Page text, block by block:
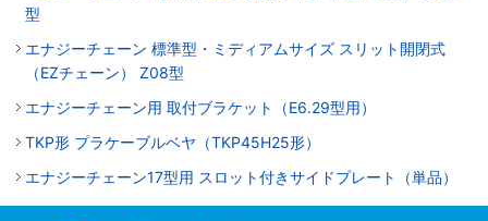
型
エナジーチェーン 標準型・ミディアムサイズ スリット開閉式
（EZチェーン） Z08型
エナジーチェーン用 取付ブラケット（E6.29型用）
TKP形 プラケーブルベヤ（TKP45H25形）
エナジーチェーン17型用 スロット付きサイドプレート（単品）